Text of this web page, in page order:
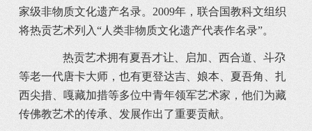
家级非物质文化遗产名录。2009年，联合国教科文组织
将热贡艺术列入“人类非物质文化遗产代表作名录”。
热贡艺术拥有夏吾才让、启加、西合道、斗尕
等老一代唐卡大师，也有更登达吉、娘本、夏吾角、扎
西尖措、嘎藏加措等多位中青年领军艺术家，他们为藏
传佛教艺术的传承、发展作出了重要贡献。